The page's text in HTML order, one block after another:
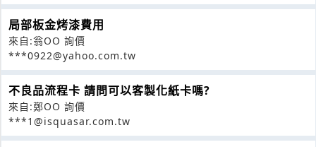
局部板金烤漆費用
來自:翁OO 詢價
***0922@yahoo.com.tw
不良品流程卡 請問可以客製化紙卡嗎?
來自:鄭OO 詢價
***1@isquasar.com.tw